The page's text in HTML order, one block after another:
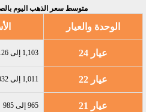
متوسط سعر الذهب اليوم
الوحدة والعيار
عيار 24 1,103 إلى 1,126
عيار 22 1,011 إلى 1,032
عيار 21 965 إلى 985